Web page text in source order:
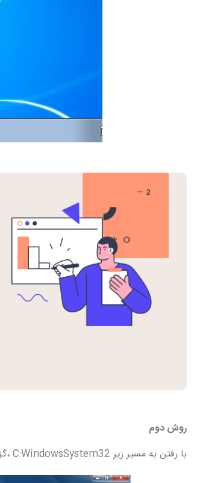
روش دوم
با رفتن به مسیر زیر C:WindowsSystem32 ،گزینه osk را انتخاب کنید.